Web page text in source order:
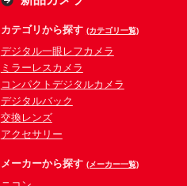
カテゴリから探す (カテゴリ一覧)
デジタル一眼レフカメラ
ミラーレスカメラ
コンパクトデジタルカメラ
デジタルバック
交換レンズ
アクセサリー
メーカーから探す (メーカー一覧)